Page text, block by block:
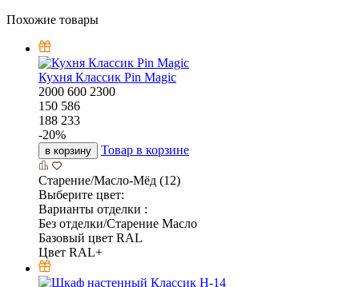
Похожие товары
Кухня Классик Pin Magic
2000 600 2300
150 586
188 233
-20%
в корзину Товар в корзине
Старение/Масло-Мёд (12)
Выберите цвет:
Варианты отделки :
Без отделки/Старение Масло
Базовый цвет RAL
Цвет RAL+